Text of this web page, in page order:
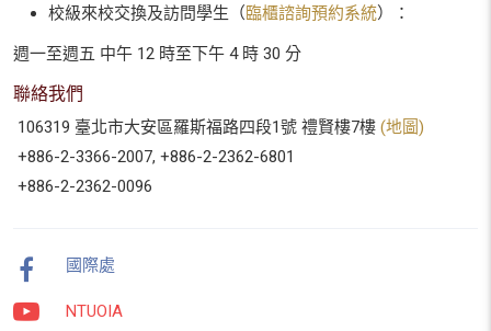
校級來校交換及訪問學生（臨櫃諮詢預約系統）：
週一至週五 中午 12 時至下午 4 時 30 分
聯絡我們
106319 臺北市大安區羅斯福路四段1號 禮賢樓7樓 (地圖)
+886-2-3366-2007, +886-2-2362-6801
+886-2-2362-0096
國際處
NTUOIA